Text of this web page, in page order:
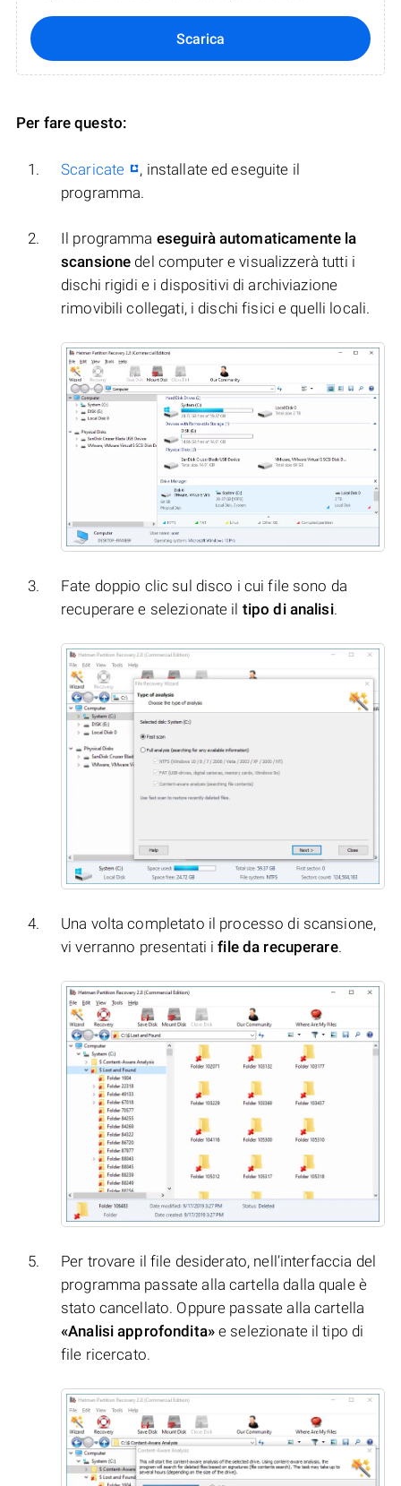
Scarica
Per fare questo:
Scaricate
, installate ed eseguite il
programma.
Il programma eseguirà automaticamente la
scansione del computer e visualizzerà tutti i
dischi rigidi e i dispositivi di archiviazione
rimovibili collegati, i dischi fisici e quelli locali.
Fate doppio clic sul disco i cui file sono da
recuperare e selezionate il tipo di analisi.
Una volta completato il processo di scansione,
vi verranno presentati ifile da recuperare.
Per trovare il file desiderato, nell’interfaccia del
programma passate alla cartella dalla quale è
stato cancellato. Oppure passate alla cartella
«Analisi approfondita»e selezionate il tipo di
file ricercato.